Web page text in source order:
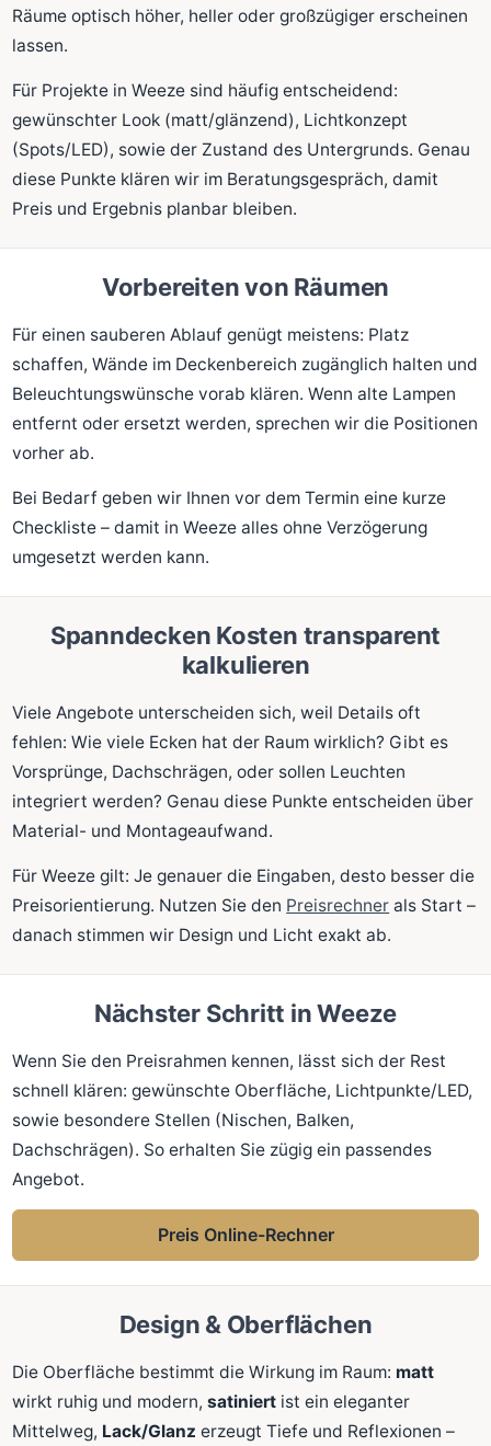
Räume optisch höher, heller oder großzügiger erscheinen
lassen.
Für Projekte in Weeze sind häufig entscheidend:
gewünschter Look (matt/glänzend), Lichtkonzept
(Spots/LED), sowie der Zustand des Untergrunds. Genau
diese Punkte klären wir im Beratungsgespräch, damit
Preis und Ergebnis planbar bleiben.
Vorbereiten von Räumen
Für einen sauberen Ablauf genügt meistens: Platz
schaffen, Wände im Deckenbereich zugänglich halten und
Beleuchtungswünsche vorab klären. Wenn alte Lampen
entfernt oder ersetzt werden, sprechen wir die Positionen
vorher ab.
Bei Bedarf geben wir Ihnen vor dem Termin eine kurze
Checkliste – damit in Weeze alles ohne Verzögerung
umgesetzt werden kann.
Spanndecken Kosten transparent
kalkulieren
Viele Angebote unterscheiden sich, weil Details oft
fehlen: Wie viele Ecken hat der Raum wirklich? Gibt es
Vorsprünge, Dachschrägen, oder sollen Leuchten
integriert werden? Genau diese Punkte entscheiden über
Material- und Montageaufwand.
Für Weeze gilt: Je genauer die Eingaben, desto besser die
Preisorientierung. Nutzen Sie den Preisrechner als Start –
danach stimmen wir Design und Licht exakt ab.
Nächster Schritt in Weeze
Wenn Sie den Preisrahmen kennen, lässt sich der Rest
schnell klären: gewünschte Oberfläche, Lichtpunkte/LED,
sowie besondere Stellen (Nischen, Balken,
Dachschrägen). So erhalten Sie zügig ein passendes
Angebot.
Preis Online-Rechner
Design & Oberflächen
Die Oberfläche bestimmt die Wirkung im Raum: matt
wirkt ruhig und modern,satiniert ist ein eleganter
Mittelweg, Lack/Glanz erzeugt Tiefe und Reflexionen –